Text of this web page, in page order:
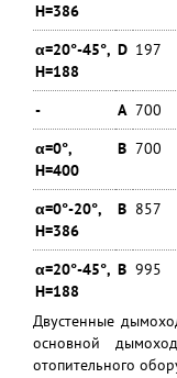
H=386
α=20°-45°,
H=188
D 197
- A 700
α=0°,
H=400
B 700
α=0°-20°,
H=386
B 857
α=20°-45°,
H=188
B 995
Двустенные
основной
отопительного